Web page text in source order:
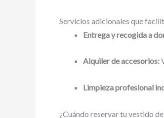
Servicios adicionales que
Entrega y recogida a
Alquiler de accesorios:
Limpieza profesional
¿Cuándo reservar tu vestido